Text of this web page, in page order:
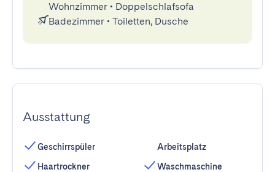
Wohnzimmer • Doppelschlafsofa
Badezimmer • Toiletten, Dusche
Ausstattung
Geschirrspüler
Haartrockner
Arbeitsplatz
Waschmaschine